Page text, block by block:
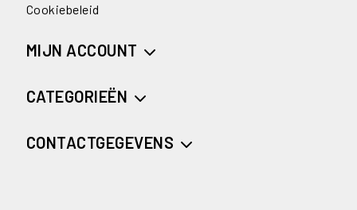
Cookiebeleid
MIJN ACCOUNT
CATEGORIEËN
CONTACTGEGEVENS